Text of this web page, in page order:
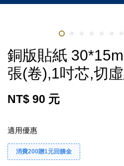
銅版貼紙
張(卷),1吋芯,切
NT$ 90 元
適用優惠
消費200贈1元回饋金